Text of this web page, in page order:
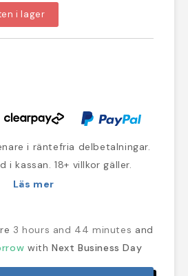
i lager
i räntefria delbetalningar.
i kassan. 18+ villkor gäller.
Läs mer
3 hours and 44 minutes and
with Next Business Day